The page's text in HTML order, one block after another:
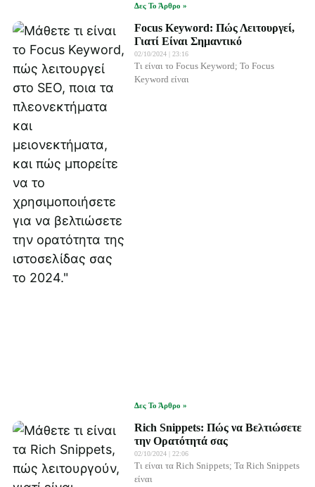
Δες Το Άρθρο »
Focus Keyword: Πώς Λειτουργεί,
Γιατί Είναι Σημαντικό
02/10/2024 23:16
Τι είναι το Focus Keyword; Το Focus
Keyword είναι
Δες Το Άρθρο »
Rich Snippets: Πώς να Βελτιώσετε
την Ορατότητά σας
02/10/2024 22:06
Τι είναι τα Rich Snippets; Τα Rich Snippets
είναι